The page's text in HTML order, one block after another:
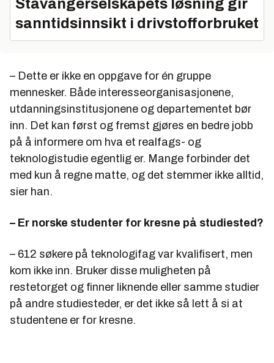
Stavangerselskapets løsning gir
sanntidsinnsikt i drivstofforbruket
– Dette er ikke en oppgave for én gruppe
mennesker. Både interesseorganisasjonene,
utdanningsinstitusjonene og departementet bør
inn. Det kan først og fremst gjøres en bedre jobb
på å informere om hva et realfags- og
teknologistudie egentlig er. Mange forbinder det
med kun å regne matte, og det stemmer ikke alltid,
sier han.
– Er norske studenter for kresne på studiested?
– 612 søkere på teknologifag var kvalifisert, men
kom ikke inn. Bruker disse muligheten på
restetorget og finner liknende eller samme studier
på andre studiesteder, er det ikke så lett å si at
studentene er for kresne.